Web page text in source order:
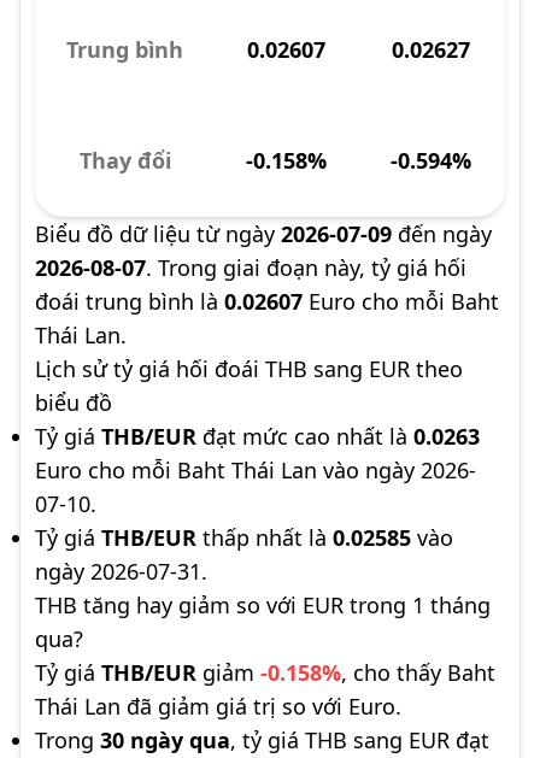
Trung bình 0.02607 0.02627
Thay đổi -0.158% -0.594%
Biểu đồ dữ liệu từ ngày 2026-07-09 đến ngày
2026-08-07. Trong giai đoạn này, tỷ giá hối
đoái trung bình là 0.02607 Euro cho mỗi Baht
Thái Lan.
Lịch sử tỷ giá hối đoái THB sang EUR theo
biểu đồ
Tỷ giá THB/EUR đạt mức cao nhất là 0.0263
Euro cho mỗi Baht Thái Lan vào ngày 2026-
07-10.
Tỷ giá THB/EUR thấp nhất là 0.02585 vào
ngày 2026-07-31.
THB tăng hay giảm so với EUR trong 1 tháng
qua?
Tỷ giá THB/EUR giảm -0.158%, cho thấy Baht
Thái Lan đã giảm giá trị so với Euro.
Trong 30 ngày qua, tỷ giá THB sang EUR đạt